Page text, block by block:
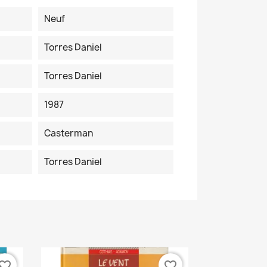
Neuf
Torres Daniel
Torres Daniel
1987
Casterman
Torres Daniel